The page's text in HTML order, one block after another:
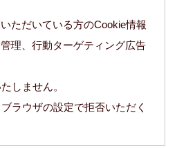
ただいている方のCookie情報
理、行動ターゲティング広告
しません。
ラウザの設定で拒否いただく